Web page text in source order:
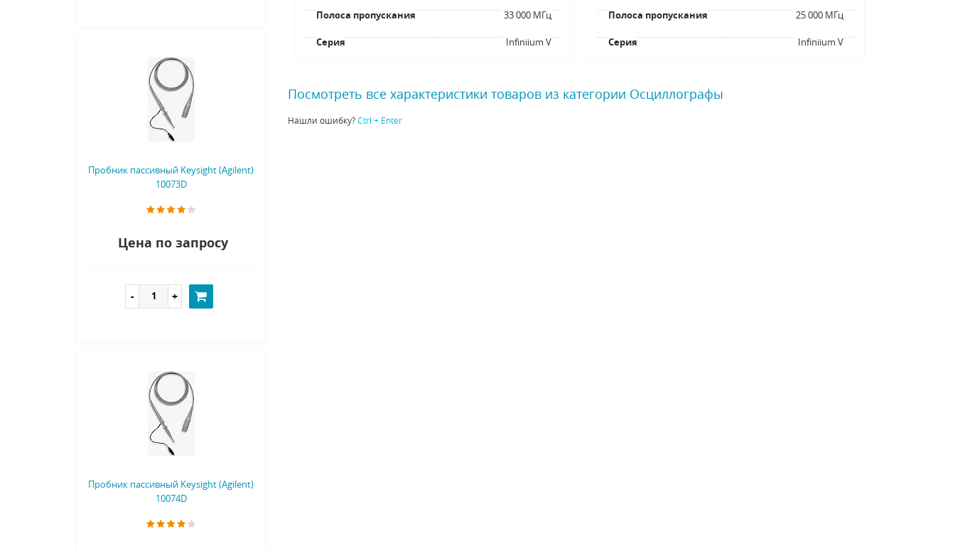
Пробник пассивный Keysight (Agilent)
10073D
Цена по запросу
Пробник пассивный Keysight (Agilent)
10074D
Полоса пропускания 33 000 МГц
Серия Infiniium V
Полоса пропускания 25 000 МГц
Серия Infiniium V
Посмотреть все характеристики товаров из категории Осциллографы
Нашли ошибку?Ctrl + Enter